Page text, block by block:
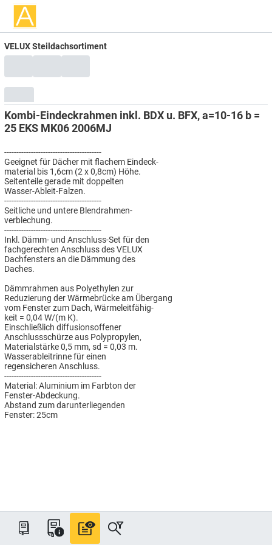
VELUX Steildachsortiment
Kombi-Eindeckrahmen inkl. BDX u. BFX, a=10-16 b =
25 EKS MK06 2006MJ
----------------------------------------
Geeignet für Dächer mit flachem Eindeck-
material bis 1,6cm (2 x 0,8cm) Höhe.
Seitenteile gerade mit doppelten
Wasser-Ableit-Falzen.
----------------------------------------
Seitliche und untere Blendrahmen-
verblechung.
----------------------------------------
Inkl. Dämm- und Anschluss-Set für den
fachgerechten Anschluss des VELUX
Dachfensters an die Dämmung des
Daches.
Dämmrahmen aus Polyethylen zur
Reduzierung der Wärmebrücke am Übergang
vom Fenster zum Dach, Wärmeleitfähig-
keit = 0,04 W/(m K).
Einschließlich diffusionsoffener
Anschlussschürze aus Polypropylen,
Materialstärke 0,5 mm, sd = 0,03 m.
Wasserableitrinne für einen
regensicheren Anschluss.
----------------------------------------
Material: Aluminium im Farbton der
Fenster-Abdeckung.
Abstand zum darunterliegenden
Fenster: 25cm